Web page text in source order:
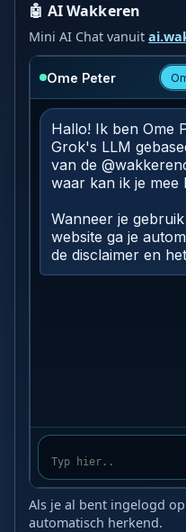
🤖 AI Wakkeren
Mini AI Chat vanuit
Als je al bent ingelogd
automatisch herkend.